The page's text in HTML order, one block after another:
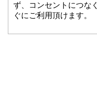
ず、コンセントにつな
ぐにご利用頂けます。